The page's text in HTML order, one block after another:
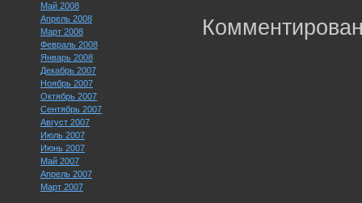
Май 2008
Апрель 2008
Март 2008
Февраль 2008
Январь 2008
Декабрь 2007
Ноябрь 2007
Октябрь 2007
Сентябрь 2007
Август 2007
Июль 2007
Июнь 2007
Май 2007
Апрель 2007
Март 2007